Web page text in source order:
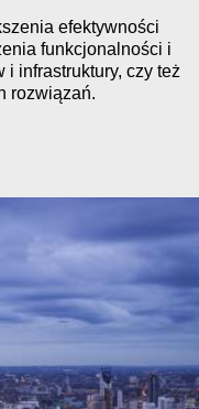
efektywności
funkcjonalności i
infrastruktury, czy też
rozwiązań.